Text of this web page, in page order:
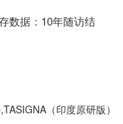
数据：10年随访结
（印度原研版）